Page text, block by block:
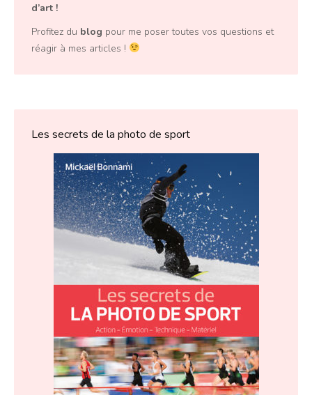
d’art !
Profitez du blog pour me poser toutes vos questions et
réagir à mes articles !
Les secrets de la photo de sport